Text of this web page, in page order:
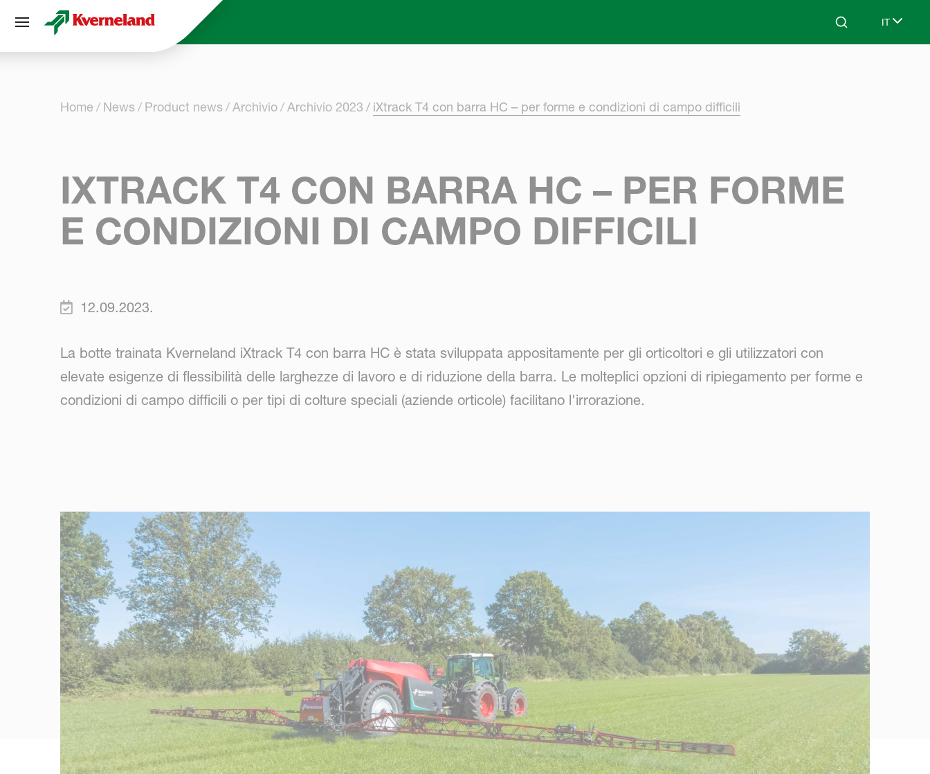
Search IT
Select
Home News Product news Archivio Archivio 2023 iXtrack T4 con barra HC – per forme e condizioni di campo difficili
IXTRACK T4 CON BARRA HC – PER FORME
E CONDIZIONI DI CAMPO DIFFICILI
12.09.2023.
La botte trainata Kverneland iXtrack T4 con barra HC è stata sviluppata appositamente per gli orticoltori e gli utilizzatori con
elevate esigenze di flessibilità delle larghezze di lavoro e di riduzione della barra. Le molteplici opzioni di ripiegamento per forme e
condizioni di campo difficili o per tipi di colture speciali (aziende orticole) facilitano l'irrorazione.
Pannello di gestione dei cookies